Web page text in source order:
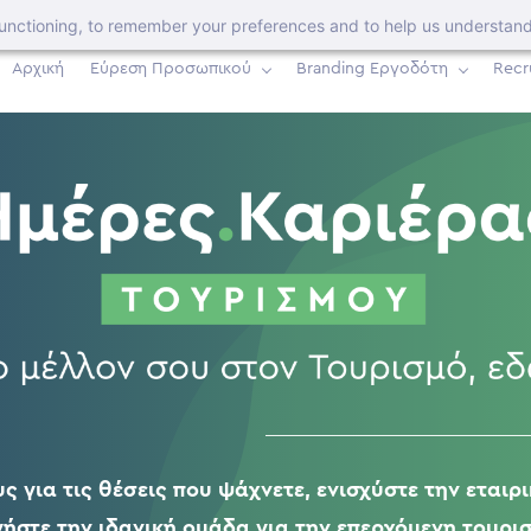
to remember your preferences and to help us
Αρχική Εύρεση Προσωπικού Branding Εργοδότη
για τις θέσεις που ψάχνετε, ενισχύστε την